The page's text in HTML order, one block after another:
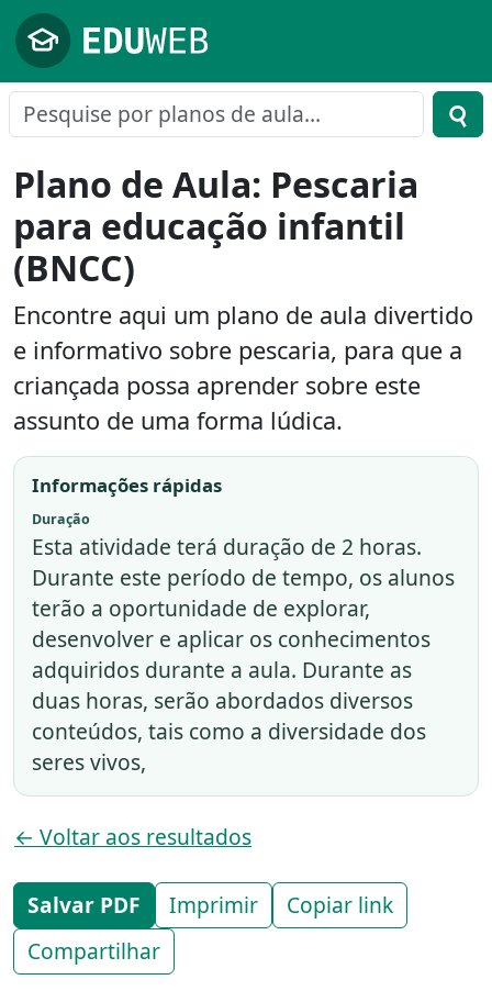
Pular para o conteúdo principal
Plano de Aula: Pescaria
para educação infantil
(BNCC)
Encontre aqui um plano de aula divertido
e informativo sobre pescaria, para que a
criançada possa aprender sobre este
assunto de uma forma lúdica.
Informações rápidas
Duração
Esta atividade terá duração de 2 horas.
Durante este período de tempo, os alunos
terão a oportunidade de explorar,
desenvolver e aplicar os conhecimentos
adquiridos durante a aula. Durante as
duas horas, serão abordados diversos
conteúdos, tais como a diversidade dos
seres vivos,
← Voltar aos resultados
Salvar PDF Imprimir
Copiar link
Compartilhar